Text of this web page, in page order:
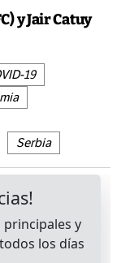
y Jair Catuy
19
Serbia